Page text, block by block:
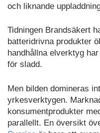
och liknande
Tidningen Brandsäkert
batteridrivna produkter
handhållna elverktyg
för sladd.
Men bilden domineras
yrkesverktygen.
konsumentprodukter
parallellt. En översikt